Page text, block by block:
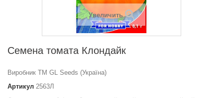
Увеличить
Семена томата Клондайк
Виробник ТМ GL Seeds (Україна)
Артикул 2563Л